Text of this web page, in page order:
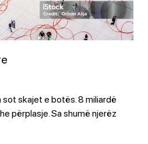
sot skajet e botës. 8 miliardë
përplasje. Sa shumë njerëz